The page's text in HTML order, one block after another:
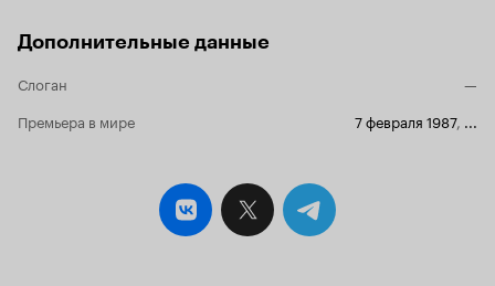
жизни. Оно буквально материализуется,
великолепно демонстрирует ту степень
противном же лагере царят легкость и
страдалец. К сожалению, это не
художественный вымысел. Известно, что
подобные настроения царили в обществе, и
Дантес имел своих обожателей и сторонников.
Дополнительные данные
Слоган
—
Премьера в мире
7 февраля 1987, ...